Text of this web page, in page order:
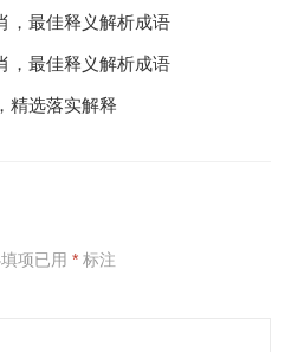
，最佳释义解析成语
，最佳释义解析成语
精选落实解释
项已用 *标注